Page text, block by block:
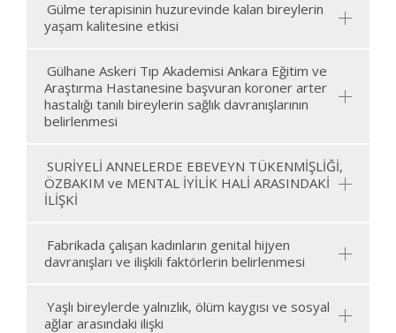
Gülme terapisinin huzurevinde kalan bireylerin
yaşam kalitesine etkisi
Gülhane Askeri Tıp Akademisi Ankara Eğitim ve
Araştırma Hastanesine başvuran koroner arter
hastalığı tanılı bireylerin sağlık davranışlarının
belirlenmesi
SURİYELİ ANNELERDE EBEVEYN TÜKENMİŞLİĞİ,
ÖZBAKIM ve MENTAL İYİLİK HALİ ARASINDAKİ
İLİŞKİ
Fabrikada çalışan kadınların genital hijyen
davranışları ve ilişkili faktörlerin belirlenmesi
Yaşlı bireylerde yalnızlık, ölüm kaygısı ve sosyal
ağlar arasındaki ilişki